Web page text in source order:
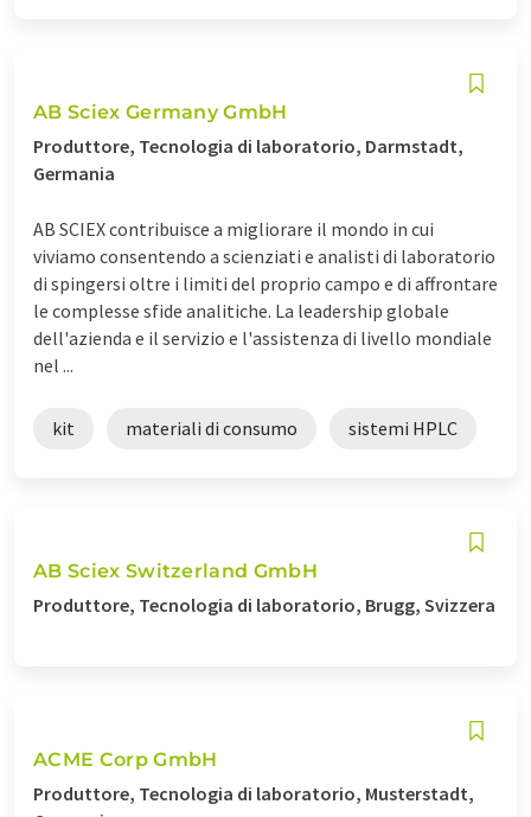
AB Sciex Germany GmbH
Produttore, Tecnologia di laboratorio, Darmstadt,
Germania
AB SCIEX contribuisce a migliorare il mondo in cui
viviamo consentendo a scienziati e analisti di laboratorio
di spingersi oltre i limiti del proprio campo e di affrontare
le complesse sfide analitiche. La leadership globale
dell'azienda e il servizio e l'assistenza di livello mondiale
nel ...
kit materiali di consumo sistemi HPLC
AB Sciex Switzerland GmbH
Produttore, Tecnologia di laboratorio, Brugg, Svizzera
ACME Corp GmbH
Produttore, Tecnologia di laboratorio, Musterstadt,